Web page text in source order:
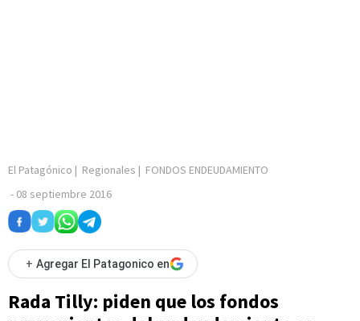
El Patagónico | Regionales | FONDOS ENDEUDAMIENTO
- 08 septiembre 2016
+ Agregar El Patagonico en
Rada Tilly: piden que los fondos